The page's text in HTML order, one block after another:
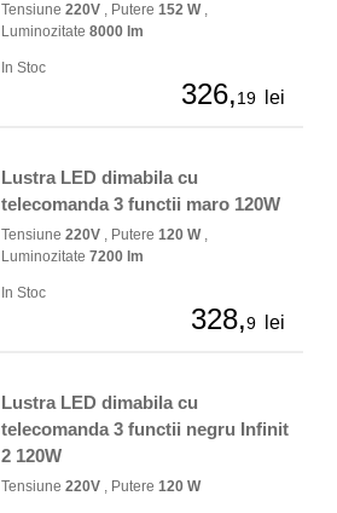
Tensiune 220V , Putere 152 W,
Luminozitate 8000 lm
In Stoc
326,19 lei
Lustra LED dimabila cu
telecomanda 3 functii maro 120W
Tensiune 220V , Putere 120 W,
Luminozitate 7200 lm
In Stoc
328,9 lei
Lustra LED dimabila cu
telecomanda 3 functii negru Infinit
2 120W
Tensiune 220V , Putere 120 W